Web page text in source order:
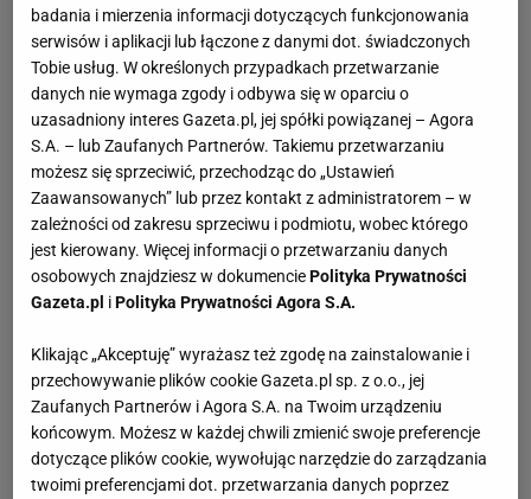
badania i mierzenia informacji dotyczących funkcjonowania
serwisów i aplikacji lub łączone z danymi dot. świadczonych
Tobie usług. W określonych przypadkach przetwarzanie
danych nie wymaga zgody i odbywa się w oparciu o
uzasadniony interes Gazeta.pl, jej spółki powiązanej – Agora
S.A. – lub Zaufanych Partnerów. Takiemu przetwarzaniu
możesz się sprzeciwić, przechodząc do „Ustawień
Zaawansowanych” lub przez kontakt z administratorem – w
zależności od zakresu sprzeciwu i podmiotu, wobec którego
jest kierowany. Więcej informacji o przetwarzaniu danych
osobowych znajdziesz w dokumenciePolityka Prywatności
Gazeta.pl iPolityka Prywatności Agora S.A.
Klikając „Akceptuję” wyrażasz też zgodę na zainstalowanie i
przechowywanie plików cookie Gazeta.pl sp. z o.o., jej
Zaufanych Partnerów i Agora S.A. na Twoim urządzeniu
końcowym. Możesz w każdej chwili zmienić swoje preferencje
dotyczące plików cookie, wywołując narzędzie do zarządzania
twoimi preferencjami dot. przetwarzania danych poprzez